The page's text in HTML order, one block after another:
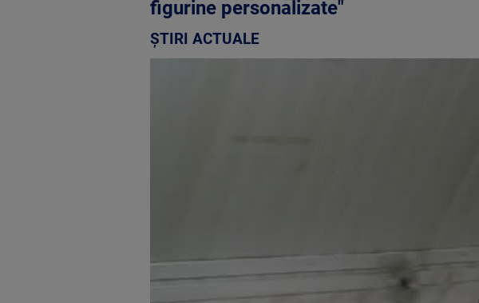
figurine personalizate"
ȘTIRI ACTUALE